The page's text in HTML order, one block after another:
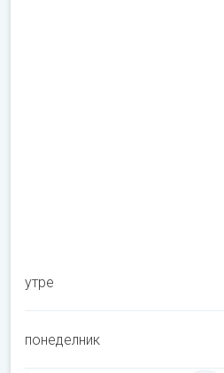
утре
понеделник